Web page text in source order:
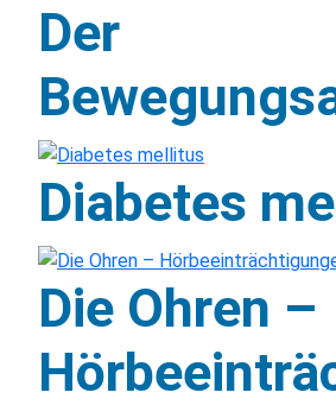
Der
Diabetes
Die Ohren –